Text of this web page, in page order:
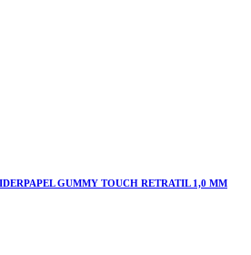
GUMMY TOUCH RETRATIL 1,0 MM